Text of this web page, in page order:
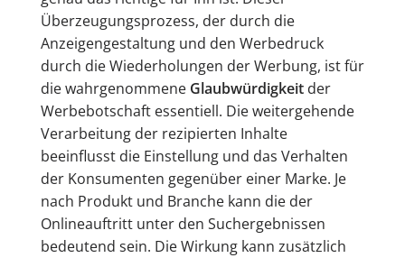
Überzeugungsprozess, der durch die
Anzeigengestaltung und den Werbedruck
durch die Wiederholungen der Werbung, ist für
die wahrgenommene Glaubwürdigkeitder
Werbebotschaft essentiell. Die weitergehende
Verarbeitung der rezipierten Inhalte
beeinflusst die Einstellung und das Verhalten
der Konsumenten gegenüber einer Marke. Je
nach Produkt und Branche kann die der
Onlineauftritt unter den Suchergebnissen
bedeutend sein. Die Wirkung kann zusätzlich